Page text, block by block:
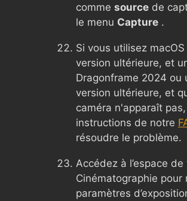
comme source de
le menu Capture .
Si vous utilisez macOS
version ultérieure, et
Dragonframe 2024 ou
version ultérieure, et
caméra n'apparaît
instructions de notre
résoudre le problème.
Accédez à l’espace de
Cinématographie pour
paramètres